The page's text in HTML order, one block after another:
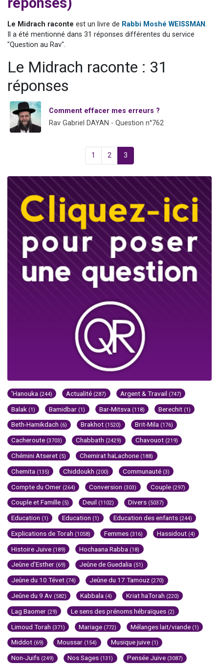
2 personnes viennent de nous rejoindre sur WhatsApp
3 personnes viennent de nous rejoindre sur WhatsApp
4 personnes viennent de faire un don pour Reloger Rivka, 6 enfants, victime de violences...
Le Midrach raconte est un livre de Rabbi Moshé WEISSMAN.
Il a été mentionné dans 31 réponses différentes du service
"Question au Rav".
Le Midrach raconte : 31
réponses
Comment effacer mes erreurs ?
Rav Gabriel DAYAN - Question n°762
1 2 3
'Hanouka (244) Actualité (287) Argent & Travail (747)
Balak (1) Bamidbar (1) Bar-Mitsva (118) Berechit (1)
Beth-Hamikdach (6) Brakhot (1520) Brit-Mila (176)
Cacheroute (3703) Chabbath (2429) Chavouot (219)
Chémini Atseret (5) Chemirat haLachone (188)
Chemita (135) Chiddoukh (200) Communauté (3)
Compte du Omer (264) Conversion (303) Couple (297)
Couple et Famille (5) Deuil (1102) Divers (5037)
Education (1) Education (1) Education des enfants (244)
Explications de Torah (1058) Femmes (316) Hassidout (4)
Histoire Juive (189) Hochaana Rabba (18)
Jeûne d'Esther (69) Jeûne de Guedalia (51)
Jeûne du 10 Tévet (74) Jeûne du 17 Tamouz (270)
Jeûne du 9 Av (582) Kabbala (4) Kriat haTorah (220)
Lag Baomer (29) Le sens des prénoms hébraïques (2)
Limoud Torah (371) Mariage (772) Mélanges lait/viande (1)
Middot (69) Moussar (154) Musique juive (1)
Non-Juifs (249) Nos Sages (131) Pensée Juive (3087)